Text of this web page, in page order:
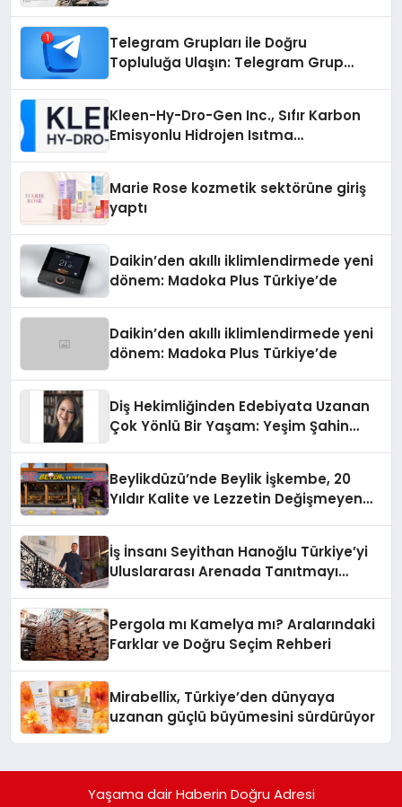
Telegram Grupları ile Doğru
Topluluğa Ulaşın: Telegram Grup
Kleen-Hy-Dro-Gen Inc., Sıfır Karbon
Emisyonlu Hidrojen Isıtma
Marie Rose kozmetik sektörüne giriş
yaptı
Daikin’den akıllı iklimlendirmede yeni
dönem: Madoka Plus Türkiye’de
Daikin’den akıllı iklimlendirmede yeni
dönem: Madoka Plus Türkiye’de
Diş Hekimliğinden Edebiyata Uzanan
Çok Yönlü Bir Yaşam: Yeşim Şahin
Beylikdüzü’nde Beylik İşkembe, 20
Yıldır Kalite ve Lezzetin Değişmeyen
İş İnsanı Seyithan Hanoğlu Türkiye’yi
Uluslararası Arenada Tanıtmayı
Pergola mı Kamelya mı? Aralarındaki
Farklar ve Doğru Seçim Rehberi
Mirabellix, Türkiye’den dünyaya
uzanan güçlü büyümesini sürdürüyor
Yaşama dair Haberin Doğru Adresi